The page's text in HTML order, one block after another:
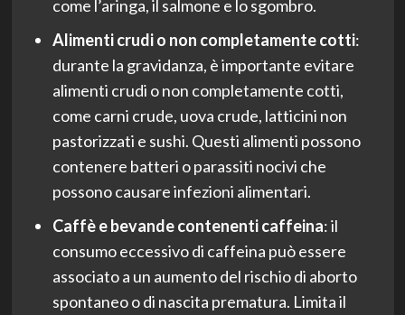
come l’aringa, il salmone e lo sgombro.
Alimenti crudi o non completamente cotti:
durante la gravidanza, è importante evitare
alimenti crudi o non completamente cotti,
come carni crude, uova crude, latticini non
pastorizzati e sushi. Questi alimenti possono
contenere batteri o parassiti nocivi che
possono causare infezioni alimentari.
Caffè e bevande contenenti caffeina: il
consumo eccessivo di caffeina può essere
associato a un aumento del rischio di aborto
spontaneo o di nascita prematura. Limita il